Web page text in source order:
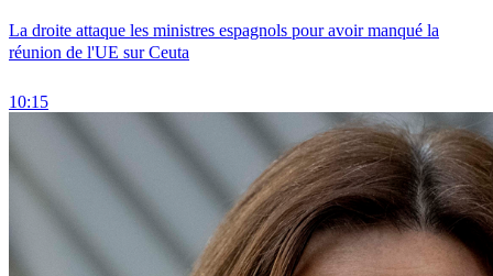
La droite attaque les ministres espagnols pour avoir manqué la
réunion de l'UE sur Ceuta
10:15